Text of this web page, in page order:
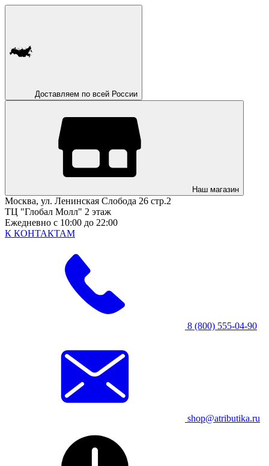
Доставляем по всей России
Наш магазин
Москва, ул. Ленинская Слобода 26 стр.2
ТЦ "Глобал Молл" 2 этаж
Ежедневно с 10:00 до 22:00
К КОНТАКТАМ
8 (800) 555-04-90
shop@atributika.ru